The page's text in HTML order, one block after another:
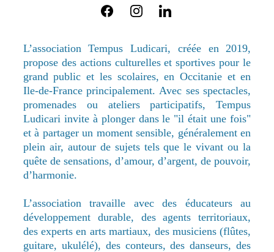
L’association Tempus Ludicari, créée en 2019,
propose des actions culturelles et sportives pour le
grand public et les scolaires, en Occitanie et en
Ile-de-France principalement. Avec ses spectacles,
promenades ou ateliers participatifs, Tempus
Ludicari invite à plonger dans le "il était une fois"
et à partager un moment sensible, généralement en
plein air, autour de sujets tels que le vivant ou la
quête de sensations, d’amour, d’argent, de pouvoir,
d’harmonie.
L’association travaille avec des éducateurs au
développement durable, des agents territoriaux,
des experts en arts martiaux, des musiciens (flûtes,
guitare, ukulélé), des conteurs, des danseurs, des